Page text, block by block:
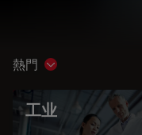
熱門 Show subnavigation
工业